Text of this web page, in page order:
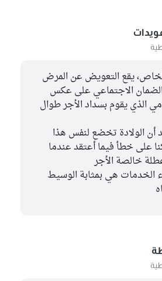
يقع التعويض عن المرض
الاجتماعي على عكس
الذي يقوم بسداد الأجر طوال
أن الولادة تخضع لنفس هذا
على خطأ فيما أعتقد عندما
خالصة الأجر
الخدمات هي بمثابة الوسيط